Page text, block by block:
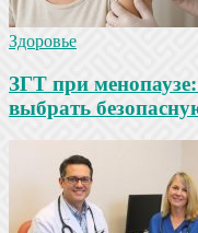
Здоровье
ЗГТ при
выбрать